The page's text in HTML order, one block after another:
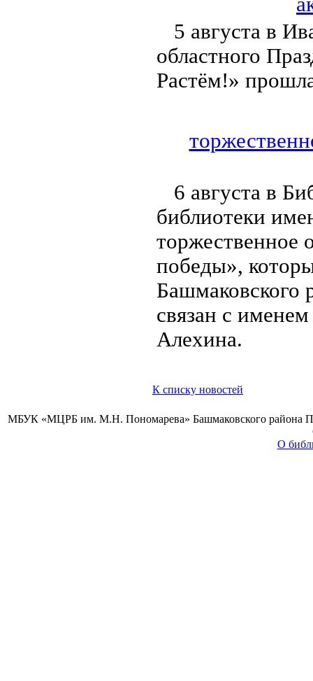
5 августа в
областного
Растём!»
6 августа в
библиотеки
торжественное
победы»,
Башмаковского
связан с
Алехина.
К списку новостей
МБУК «МЦРБ им. М.Н. Пономарева» Башмаковского района
О